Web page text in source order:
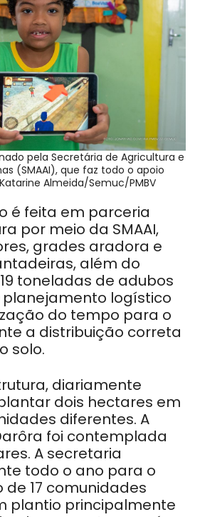
pela Secretária de Agricultura e
(SMAAI), que faz todo o apoio
Almeida/Semuc/PMBV
é feita em parceria
por meio da SMAAI,
grades aradora e
além do
toneladas de adubos
planejamento logístico
do tempo para o
a distribuição correta
solo.
diariamente
dois hectares em
diferentes. A
foi contemplada
A secretaria
todo o ano para o
17 comunidades
plantio principalmente